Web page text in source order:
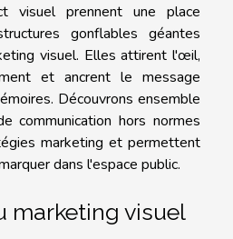
visuel prennent une place
gonflables géantes
visuel. Elles attirent l'œil,
et ancrent le message
Découvrons ensemble
communication hors normes
marketing et permettent
dans l'espace public.
marketing visuel